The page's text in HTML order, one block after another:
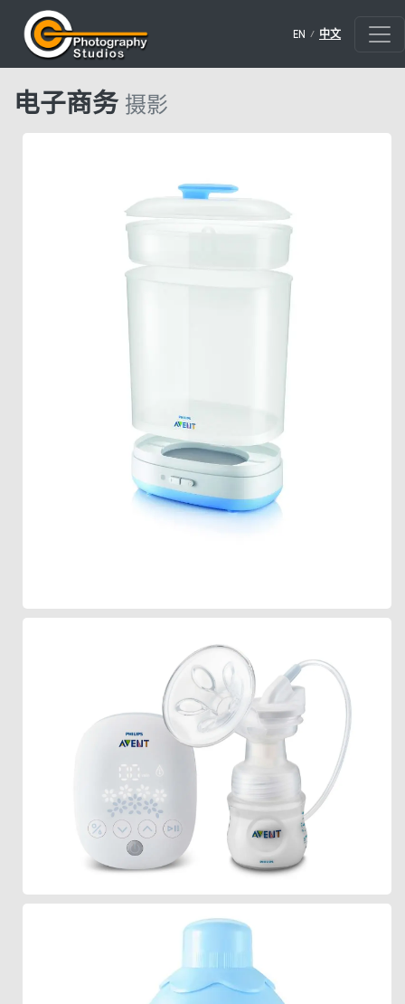
EN / 中文
电子商务 摄影